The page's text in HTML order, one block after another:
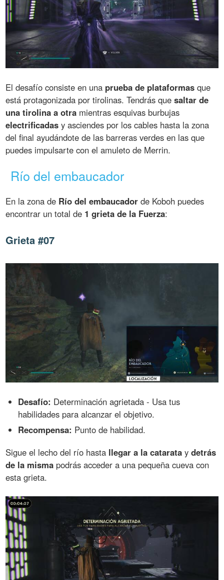
El desafío consiste en una prueba de plataformas que
está protagonizada por tirolinas. Tendrás quesaltar de
una tirolina a otra mientras esquivas burbujas
electrificadas y asciendes por los cables hasta la zona
del final ayudándote de las barreras verdes en las que
puedes impulsarte con el amuleto de Merrin.
Río del embaucador
En la zona de Río del embaucador de Koboh puedes
encontrar un total de 1 grieta de la Fuerza:
Grieta #07
Desafío: Determinación agrietada - Usa tus
habilidades para alcanzar el objetivo.
Recompensa: Punto de habilidad.
Sigue el lecho del río hasta llegar a la catarata ydetrás
de la misma podrás acceder a una pequeña cueva con
esta grieta.